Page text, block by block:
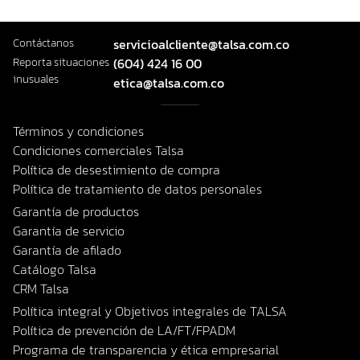
Contáctanos servicioalcliente@talsa.com.co
Reporta situaciones
inusuales
(604) 424 16 00
etica@talsa.com.co
Términos y condiciones
Condiciones comerciales Talsa
Política de desestimiento de compra
Política de tratamiento de datos personales
Garantía de productos
Garantía de servicio
Garantía de afilado
Catálogo Talsa
CRM Talsa
Política integral y Objetivos integrales de TALSA
Política de prevención de LA/FT/FPADM
Programa de transparencia y ética empresarial